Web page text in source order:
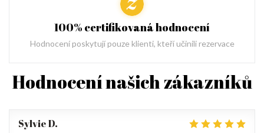
Hodnocení našich zákazníků
SylvieD
100% certifikovaná hodnocení
Hodnocení poskytují pouze klienti, kteří učinili rezervace